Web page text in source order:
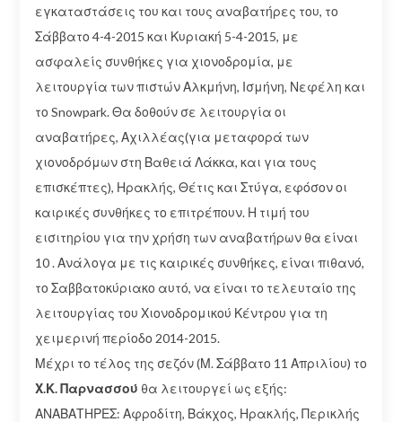
εγκαταστάσεις του και τους αναβατήρες του, το
Σάββατο 4-4-2015 και Κυριακή 5-4-2015, με
ασφαλείς συνθήκες για χιονοδρομία, με
λειτουργία των πιστών Αλκμήνη, Ισμήνη, Νεφέλη και
το Snowpark. Θα δοθούν σε λειτουργία οι
αναβατήρες, Αχιλλέας(για μεταφορά των
χιονοδρόμων στη Βαθειά Λάκκα, και για τους
επισκέπτες), Ηρακλής, Θέτις και Στύγα, εφόσον οι
καιρικές συνθήκες το επιτρέπουν. Η τιμή του
εισιτηρίου για την χρήση των αναβατήρων θα είναι
10 . Ανάλογα με τις καιρικές συνθήκες, είναι πιθανό,
το Σαββατοκύριακο αυτό, να είναι το τελευταίο της
λειτουργίας του Χιονοδρομικού Κέντρου για τη
χειμερινή περίοδο 2014-2015.
Μέχρι το τέλος της σεζόν (Μ. Σάββατο 11 Απριλίου) το
Χ.Κ. Παρνασσού θα λειτουργεί ως εξής:
ΑΝΑΒΑΤΗΡΕΣ: Αφροδίτη, Βάκχος, Ηρακλής, Περικλής